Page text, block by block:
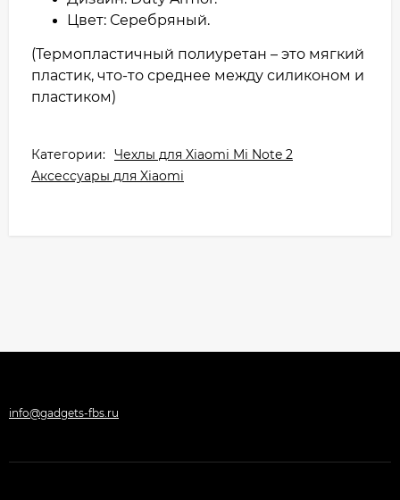
Цвет: Серебряный.
(Термопластичный полиуретан – это мягкий
пластик, что-то среднее между силиконом и
пластиком)
Категории: Чехлы для Xiaomi Mi Note 2
Аксессуары для Xiaomi
info@gadgets-fbs.ru